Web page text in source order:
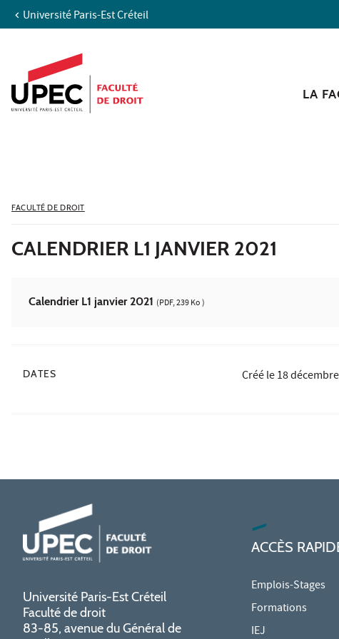
Aller au contenu
Accès directs
Recherche
Université Paris-Est Créteil
LA
FACULTÉ DE DROIT
CALENDRIER L1 JANVIER 2021
Calendrier L1 janvier 2021 (PDF, 239 Ko )
DATES Créé le18
Université Paris-Est Créteil
Faculté de droit
83-85, avenue du Général de
ACCÈS
Emplois-Stages
Formations
IEJ